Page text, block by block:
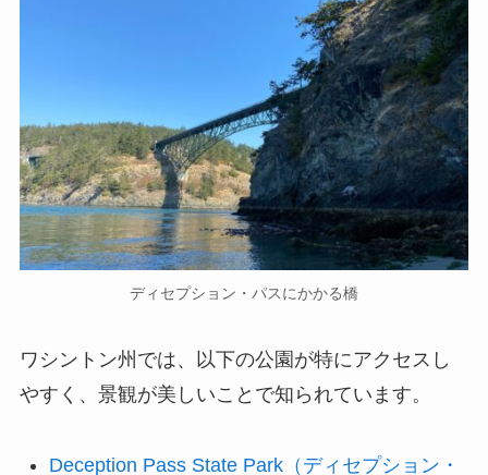
ディセプション・パスにかかる橋
ワシントン州では、以下の公園が特にアクセスし
やすく、景観が美しいことで知られています。
Deception Pass State Park（ディセプション・